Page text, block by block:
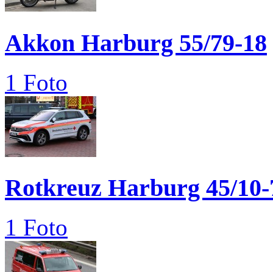
Akkon Harburg 55/79-18
1 Foto
Rotkreuz Harburg 45/10-
1 Foto